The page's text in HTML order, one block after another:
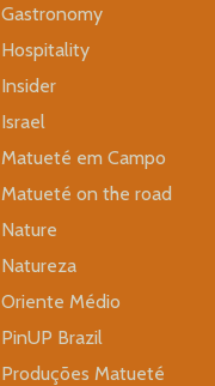
Gastronomy
Hospitality
Insider
Israel
Matueté em Campo
Matueté on the road
Nature
Natureza
Oriente Médio
PinUP Brazil
Produções Matueté